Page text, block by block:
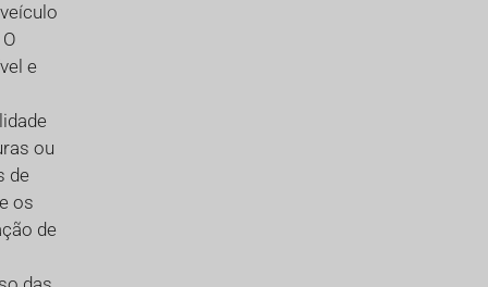
e
ou
de
os
de